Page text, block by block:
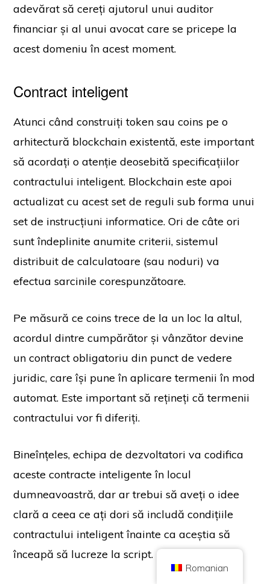
adevărat să cereți ajutorul unui auditor
financiar și al unui avocat care se pricepe la
acest domeniu în acest moment.
Contract inteligent
Atunci când construiți token sau coins pe o
arhitectură blockchain existentă, este important
să acordați o atenție deosebită specificațiilor
contractului inteligent. Blockchain este apoi
actualizat cu acest set de reguli sub forma unui
set de instrucțiuni informatice. Ori de câte ori
sunt îndeplinite anumite criterii, sistemul
distribuit de calculatoare (sau noduri) va
efectua sarcinile corespunzătoare.
Pe măsură ce coins trece de la un loc la altul,
acordul dintre cumpărător și vânzător devine
un contract obligatoriu din punct de vedere
juridic, care își pune în aplicare termenii în mod
automat. Este important să rețineți că termenii
contractului vor fi diferiți.
Bineînțeles, echipa de dezvoltatori va codifica
aceste contracte inteligente în locul
dumneavoastră, dar ar trebui să aveți o idee
clară a ceea ce ați dori să includă condițiile
contractului inteligent înainte ca aceștia să
înceapă să lucreze la script.
Copyright © 2026 Brilliant British Ltd comercializat sub numele de Coin
Kickoff
Adresă: 2nd Floor 167-169 Great Portland Street, Londra, Regatul Unit,
W1W 5PF
Performanțele trecute nu sunt un indicator al rezultatelor viitoare. Investiția
în criptomonede vine cu riscuri.
Criptomoneda nu este reglementată de Autoritatea de Conduită Financiară
din Regatul Unit și nu face obiectul protecției în cadrul Planului de
compensare a serviciilor financiare din Regatul Unit sau în sfera de
competență a Serviciului Ombudsmanului financiar din Regatul Unit.
Investiția în criptomonede vine cu riscuri, iar criptomonedele pot crește în
valoare sau pot pierde o parte sau întreaga valoare. Impozitul pe câștigurile
de capital poate fi aplicabil profiturilor obținute din vânzările de
DESPRE POLITICA DE CONFIDENȚIALITATE CONTACTAȚI-NE
Romanian